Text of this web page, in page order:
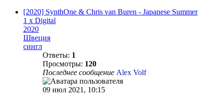
[2020] SynthOne & Chris van Buren - Japanese Summer
1 x Digital
2020
Швеция
сингл
Ответы: 1
Просмотры: 120
Последнее сообщение Alex Volf
09 июл 2021, 10:15